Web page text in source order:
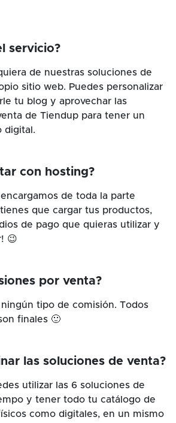
servicio?
de nuestras soluciones de
sitio web. Puedes personalizar
tu blog y aprovechar las
de Tiendup para tener un
digital.
con hosting?
de toda la parte
que cargar tus productos,
de pago que quieras utilizar y
😉
por venta?
tipo de comisión. Todos
finales 🙂
las soluciones de venta?
utilizar las 6 soluciones de
y tener todo tu catálogo de
como digitales, en un mismo